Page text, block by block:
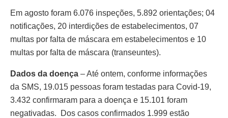
Em agosto foram 6.076 inspeções, 5.892 orientações; 04
notificações, 20 interdições de estabelecimentos, 07
multas por falta de máscara em estabelecimentos e 10
multas por falta de máscara (transeuntes).
Dados da doença – Até ontem, conforme informações
da SMS, 19.015 pessoas foram testadas para Covid-19,
3.432 confirmaram para a doença e 15.101 foram
negativadas. Dos casos confirmados 1.999 estão